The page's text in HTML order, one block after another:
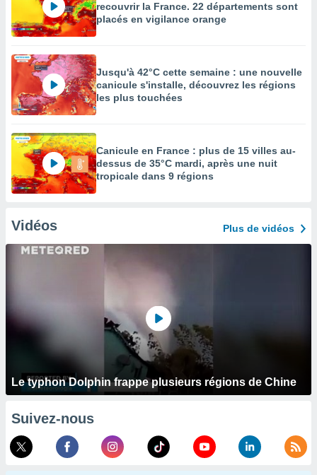
recouvrir la France. 22 départements sont
placés en vigilance orange
Jusqu'à 42°C cette semaine : une nouvelle
canicule s'installe, découvrez les régions
les plus touchées
Canicule en France : plus de 15 villes au-
dessus de 35°C mardi, après une nuit
tropicale dans 9 régions
Vidéos Plus de vidéos
Le typhon Dolphin frappe plusieurs régions de Chine
Suivez-nous